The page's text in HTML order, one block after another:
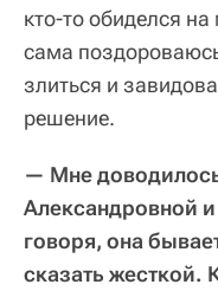
кто-то обиделся
сама
злиться и
решение.
— Мне
Александровной
говоря, она
сказать жесткой.